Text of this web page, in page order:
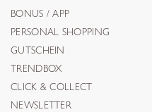
BONUS / APP
PERSONAL SHOPPING
GUTSCHEIN
TRENDBOX
CLICK & COLLECT
NEWSLETTER